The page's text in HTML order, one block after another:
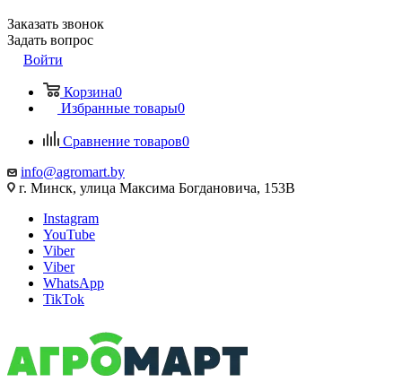
Заказать звонок
Задать вопрос
Войти
Корзина0
Избранные товары0
Сравнение товаров0
info@agromart.by
г. Минск, улица Максима Богдановича, 153В
Instagram
YouTube
Viber
Viber
WhatsApp
TikTok